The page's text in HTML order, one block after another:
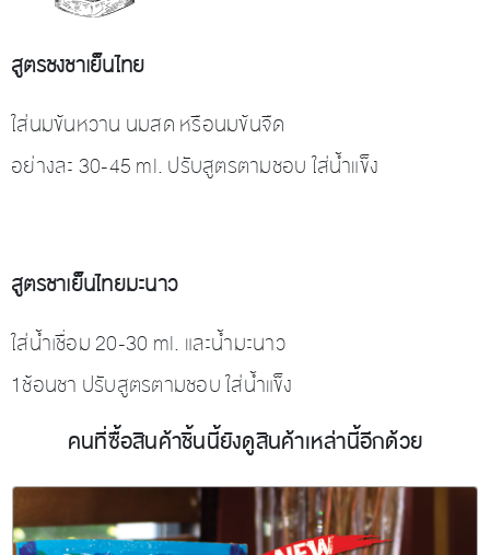
สูตรชงชาเย็นไทย
ใส่นมข้นหวาน นมสด หรือนมข้นจืด
อย่างละ 30-45 ml. ปรับสูตรตามชอบ ใส่น้ำแข็ง
สูตรชาเย็นไทยมะนาว
ใส่น้ำเชื่อม 20-30 ml. และน้ำมะนาว
1ช้อนชา ปรับสูตรตามชอบ ใส่น้ำแข็ง
คนที่ซื้อสินค้าชิ้นนี้ยังดูสินค้าเหล่านี้อีกด้วย